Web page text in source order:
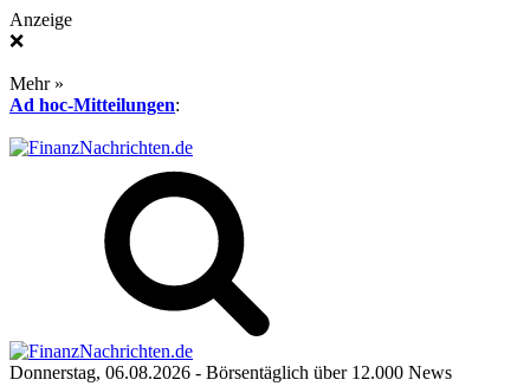
Anzeige
❌
Mehr »
Ad hoc-Mitteilungen:
Donnerstag, 06.08.2026 - Börsentäglich über 12.000 News